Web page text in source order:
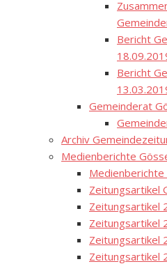
Bericht
Bericht
Gemeinderat
Archiv
Medienberichte
Zeitungsartikel
Zeitungsartikel
Zeitungsartikel
Zeitungsartikel
Zeitungsartikel